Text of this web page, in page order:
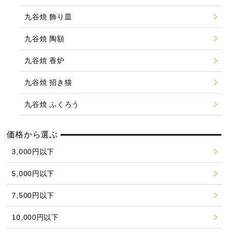
九谷焼 飾り皿
九谷焼 陶額
九谷焼 香炉
九谷焼 招き猫
九谷焼 ふくろう
価格から選ぶ
3,000円以下
5,000円以下
7,500円以下
10,000円以下